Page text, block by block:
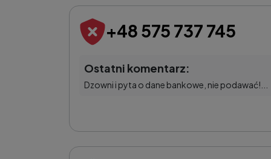
+48 575 737 745
Ostatni komentarz:
Dzowni i pyta o dane bankowe, nie podawać!...